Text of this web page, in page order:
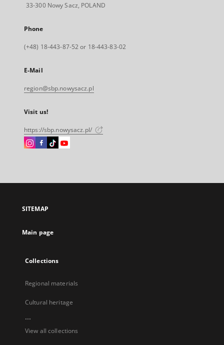
33-300 Nowy Sacz, POLAND
Phone
(+48) 18-443-87-52 or 18-443-83-02
E-Mail
region@sbp.nowysacz.pl
Visit us!
https://sbp.nowysacz.pl/
Instagram
open
new
Facebook
open
new
Instagram
open
new
Instagram
open
SITEMAP
Main page
Collections
Regional materials
Cultural heritage
...
View all collections